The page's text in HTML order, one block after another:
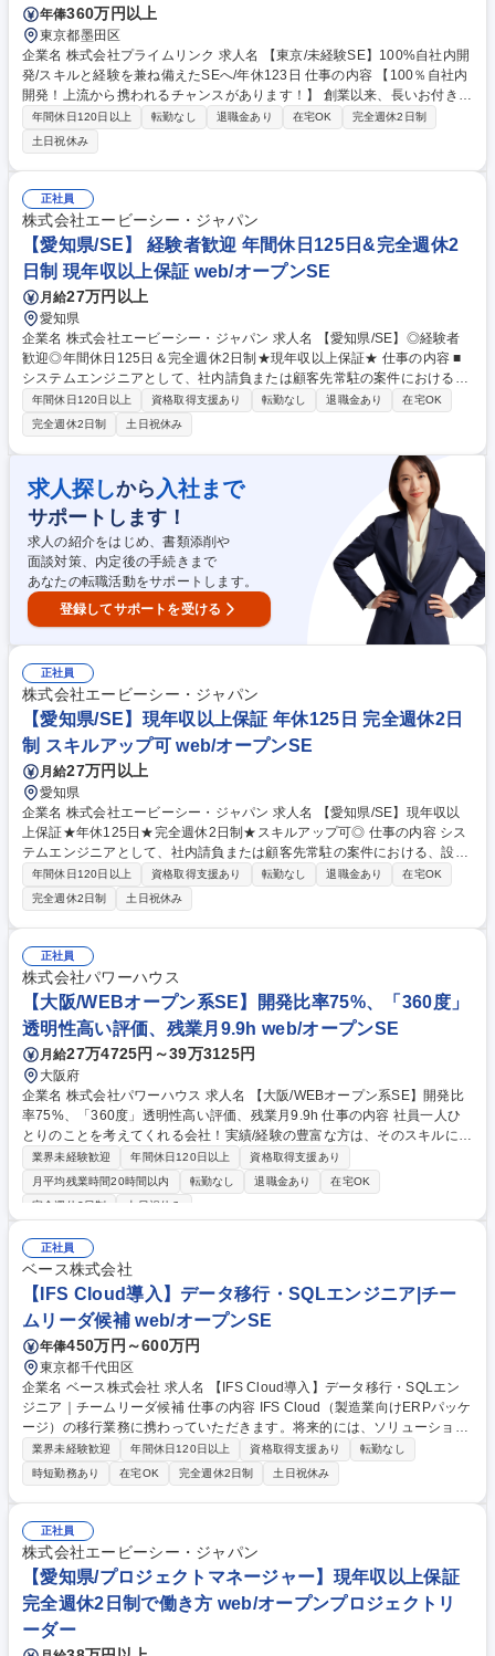
年俸360万円以上
東京都墨田区
企業名 株式会社プライムリンク 求人名 【東京/未経験SE】100%自社内開
発/スキルと経験を兼ね備えたSEへ/年休123日 仕事の内容 【100％自社内
開発！上流から携われるチャンスがあります！】 創業以来、長いお付き合
いの大手お客様と取引し増収増益の当社にて、要件定義～開発、運用保守
まで、ご経験に応じた案件をお任せ致します。 【顧客】大手アミューズメ
ント企業、コンサルティングファーム等 ★サービス向上を図るための企
画、設計、実装から販促まで幅広く経験し、誰よりも早くスキルをつけて
成長したい方におすすめの求人です。 《当社について》創業者であり現社
長の考えのもと「真に顧客のためになる」「社員がやりがいをもって成長
できる」という価値観を軸に創業。上流案件/自社内開発/明確な人事制度
などの環境整備にこだわっています。 募集職種 【東京/未経験SE】100%
自社内開発/スキルと経験を兼ね備えたSEへ/年休123日
年間休日120日以上 転勤なし 退職金あり 在宅OK
完全週休2日制
土日祝休み
正社員
株式会社エービーシー・ジャパン
【愛知県/SE】 経験者歓迎 年間休日125日&完全週休2
日制 現年収以上保証 web/オープンSE
月給27万円以上
愛知県
企業名 株式会社エービーシー・ジャパン 求人名 【愛知県/SE】◎経験者
歓迎◎年間休日125日＆完全週休2日制★現年収以上保証★ 仕事の内容 ■
システムエンジニアとして、社内請負または顧客先常駐の案件における、
設計から開発、テストまでをお願いします。しっかりとしたサポートやバ
ックアップ体制を持ち、帰属意識を持ち働ける体制を整えています◎ 上流
工程～下流工程まで一貫して携わることが可能です。ゆくゆくはPMとし
てプロジェクト管理や育成などもお任せします。 【エンジニアが働きやす
い風土をつくる制度が充実】 ◆ブラザーシスター制度：顧客先常駐の働き
方の場合、チーム外の社員に社内SNSを利用して、色々な相談をすること
ができます。 年齢の近い社員同士をチームとしてまとめることで、社員同
士の交流を強化しております。【変更範囲：当社業務全般】 募集職種
【愛知県/SE】◎経験者歓迎◎年間休日125日＆完全週休2日制★現年収以
上保証★
年間休日120日以上 資格取得支援あり 転勤なし 退職金あり
在宅OK
完全週休2日制
土日祝休み
求人探しから 入社まで
サポートします！
求人の紹介をはじめ、書類添削や
面談対策、内定後の手続きまで
あなたの転職活動をサポートします。
登録してサポートを受ける
正社員
株式会社エービーシー・ジャパン
【愛知県/SE】現年収以上保証 年休125日 完全週休2日
制 スキルアップ可 web/オープンSE
月給27万円以上
愛知県
企業名 株式会社エービーシー・ジャパン 求人名 【愛知県/SE】現年収以
上保証★年休125日★完全週休2日制★スキルアップ可◎ 仕事の内容 シス
テムエンジニアとして、社内請負または顧客先常駐の案件における、設計
から開発、テストまでをお願いします。しっかりとしたサポートやバック
アップ体制を持ち、帰属意識を持ち働ける体制を整えています◎ 上流工程
～下流工程まで一貫して携わることが可能です。ゆくゆくはPMとしてプ
ロジェクト管理や育成などもお任せします。 【エンジニアが働きやすい風
土をつくる制度が充実】 ◆ブラザーシスター制度：顧客先常駐の働き方の
場合、チーム外の社員に社内SNSを利用して、色々な相談をすることがで
きます。 年齢の近い社員同士をチームとしてまとめることで、社員同士の
交流を強化しております。【変更範囲：当社業務全般】 募集職種 【愛知
県/SE】現年収以上保証★年休125日★完全週休2日制★スキルアップ可◎
年間休日120日以上 資格取得支援あり 転勤なし 退職金あり
在宅OK
完全週休2日制
土日祝休み
正社員
株式会社パワーハウス
【大阪/WEBオープン系SE】開発比率75%、「360度」
透明性高い評価、残業月9.9h web/オープンSE
月給27万4725円～39万3125円
大阪府
企業名 株式会社パワーハウス 求人名 【大阪/WEBオープン系SE】開発比
率75%、「360度」透明性高い評価、残業月9.9h 仕事の内容 社員一人ひ
とりのことを考えてくれる会社！実績/経験の豊富な方は、そのスキルに応
じて要件定義/基本設計など上流工程からの参画が可能。直近の業務割合や
作業割合は必要な能力・経験に記載の通り。 ■案件：電力、流通/販売、保
険/金融業向けの業務系ソフトウェア開発 ・例：大手デベロッパーグルー
要件定義、基本設計、詳細設計、製造～結合テスト） ・例：大手自動車メ
ーカーのFCモジュール監視システム（開発環境：Python、AWS、担当フ
ェーズ：基本設計、詳細設計、製造～結合テスト） 募集職種 【大阪/WEB
オープン系SE】開発比率75%、「360度」透明性高い評価、残業月9.9h
業界未経験歓迎 年間休日120日以上
資格取得支援あり
月平均残業時間20時間以内
転勤なし 退職金あり
在宅OK
完全週休2日制
土日祝休み
正社員
ベース株式会社
【IFS Cloud導入】データ移行・SQLエンジニア|チー
ムリーダ候補 web/オープンSE
年俸450万円～600万円
東京都千代田区
企業名 ベース株式会社 求人名 【IFS Cloud導入】データ移行・SQLエン
ジニア｜チームリーダ候補 仕事の内容 IFS Cloud（製造業向けERPパッケ
ージ）の移行業務に携わっていただきます。将来的には、ソリューション
コンサルタントとして上流工程に携わっていただくキャリアパスもござい
ます。下記は業務内容の一例です。 【データ移行】■データマッピング■
移行ツール・SQL作成■データ変換■データ検証【テスト】■移行リハーサ
ル■データ整合性確認■性能確認■切戻しテスト【本番切替】■本番データ
移行■システム切替■障害対応 その他不随業務もあわせてご担当いただく
可能性があります。 募集職種 【IFS Cloud導入】データ移行・SQLエンジ
ニア｜チームリーダ候補
業界未経験歓迎 年間休日120日以上 資格取得支援あり
転勤なし
時短勤務あり
在宅OK 完全週休2日制 土日祝休み
正社員
株式会社エービーシー・ジャパン
【愛知県/プロジェクトマネージャー】現年収以上保証
完全週休2日制で働き方 web/オープンプロジェクトリ
ーダー